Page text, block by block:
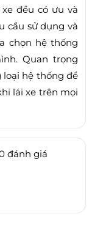
đều có ưu và
cầu sử dụng và
chọn hệ thống
Quan trọng
loại hệ thống để
lái xe trên mọi
đánh giá